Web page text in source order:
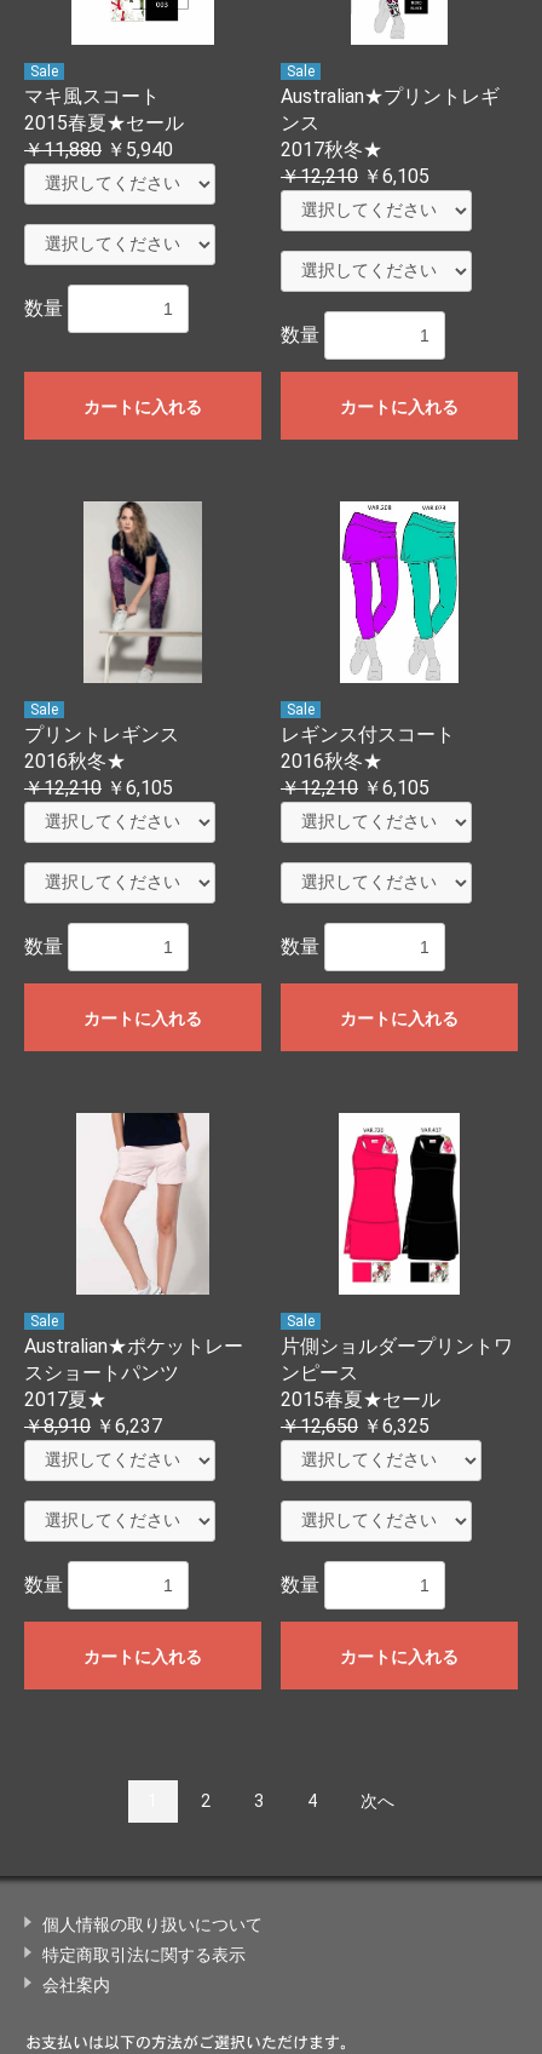
Sale
マキ風スコート
2015春夏★セール
￥11,880 ￥5,940
数量
カートに入れる
Sale
Australian★プリントレギ
ンス
2017秋冬★
￥12,210 ￥6,105
数量
カートに入れる
Sale
プリントレギンス
2016秋冬★
￥12,210 ￥6,105
数量
カートに入れる
Sale
レギンス付スコート
2016秋冬★
￥12,210 ￥6,105
数量
カートに入れる
Sale
Australian★ポケットレー
スショートパンツ
2017夏★
￥8,910 ￥6,237
数量
カートに入れる
Sale
片側ショルダープリントワ
ンピース
2015春夏★セール
￥12,650 ￥6,325
数量
カートに入れる
2 3 4 次へ
個人情報の取り扱いについて
特定商取引法に関する表示
会社案内